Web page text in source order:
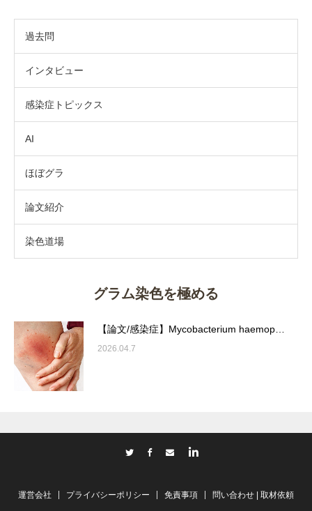
過去問
インタビュー
感染症トピックス
AI
ほぼグラ
論文紹介
染色道場
グラム染色を極める
【論文/感染症】Mycobacterium haemop…
2026.04.7
運営会社 プライバシーポリシー 免責事項 問い合わせ | 取材依頼